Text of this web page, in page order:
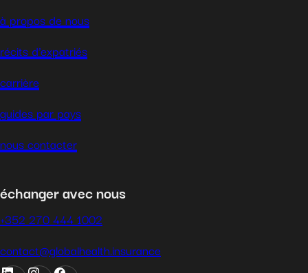
à propos de nous
récits d’expatriés
carrière
guides par pays
nous contacter
échanger avec nous
+352 270 444 1002
contact@globalhealth.insurance